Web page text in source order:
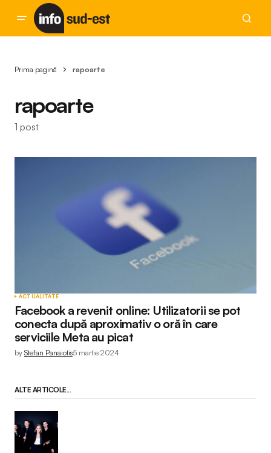
Prima pagină rapoarte
rapoarte
1 post
ACTUALITATE
Facebook a revenit online: Utilizatorii se pot
conecta după aproximativ o oră în care
serviciile Meta au picat
by Ștefan Panaiotis5 martie 2024
ALTE ARTICOLE...